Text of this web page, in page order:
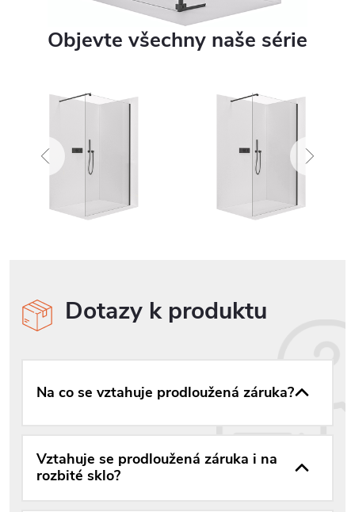
Objevte všechny naše série
Dotazy k produktu
Na co se vztahuje prodloužená záruka?
Vztahuje se prodloužená záruka i na
rozbité sklo?